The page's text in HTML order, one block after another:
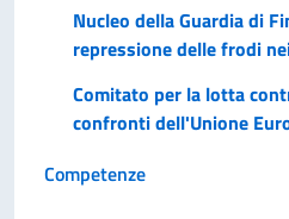
Nucleo della Guardia di
repressione delle frodi
Comitato per la lotta
confronti dell'Unione
Competenze